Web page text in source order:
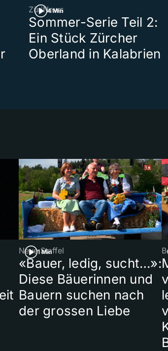
4 Min
ZüriNews
Sommer-Serie Teil 2:
Ein Stück Zürcher
Oberland in Kalabrien
1 Min
Neue Staffel
«Bauer, ledig, sucht…»:
Diese Bäuerinnen und
Bauern suchen nach
der grossen Liebe